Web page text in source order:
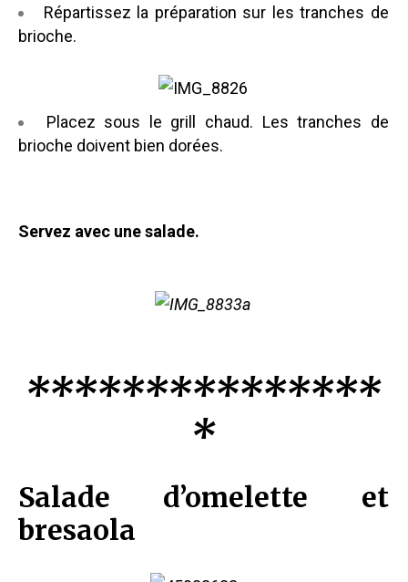
Répartissez la préparation sur les tranches de
brioche.
Placez sous le grill chaud. Les tranches de
brioche doivent bien dorées.
Servez avec une salade.
***************
*
Salade d’omelette et
bresaola